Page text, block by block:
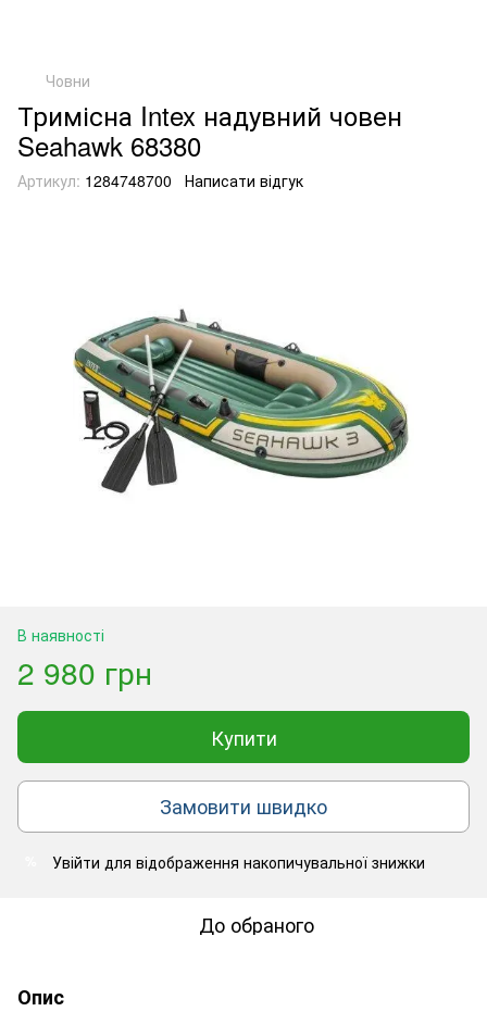
Човни
Тримісна Intex надувний човен
Seahawk 68380
Артикул: 1284748700 Написати відгук
В наявності
2 980 грн
Купити
Замовити швидко
Увійти для відображення накопичувальної знижки
До обраного
Опис